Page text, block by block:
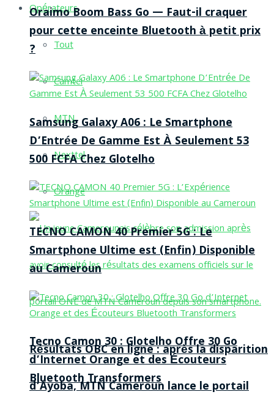
Opérateurs
Tout
Camtel
MTN
Nexttel
Orange
Résultats OBC en ligne : après la disparition
d’Ayoba, MTN Cameroun lance le portail
Oraimo Boom Bass Go — Faut-il craquer
pour cette enceinte Bluetooth à petit prix
?
Samsung Galaxy A06 : Le Smartphone
D’Entrée De Gamme Est À Seulement 53
500 FCFA Chez Glotelho
TECNO CAMON 40 Premier 5G : Le
Smartphone Ultime est (Enfin) Disponible
au Cameroun
Tecno Camon 30 : Glotelho Offre 30 Go
d’Internet Orange et des Écouteurs
Bluetooth Transformers